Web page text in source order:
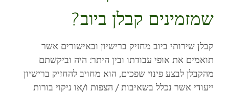
שמזמינים קבלן ביוב?
קבלן שירותי ביוב מחזיק ברישיון ובאישורים אשר
תואמים את אופי עבודתו ובין היתר: היה וביקשתם
מהקבלן לבצע פינוי שפכים, הוא מחויב להחזיק ברישיון
ייעודי אשר נכלל בשאיבות / הצפות ו/או ניקוי בורות